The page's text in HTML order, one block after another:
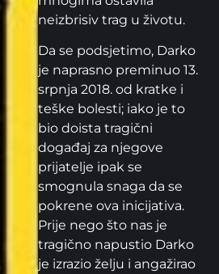
neizbrisiv trag u životu.
Da se podsjetimo, Darko
je naprasno preminuo 13.
srpnja 2018. od kratke i
teške bolesti; iako je to
bio doista tragični
događaj za njegove
prijatelje ipak se
smognula snaga da se
pokrene ova inicijativa.
Prije nego što nas je
tragično napustio Darko
je izrazio želju i angažirao